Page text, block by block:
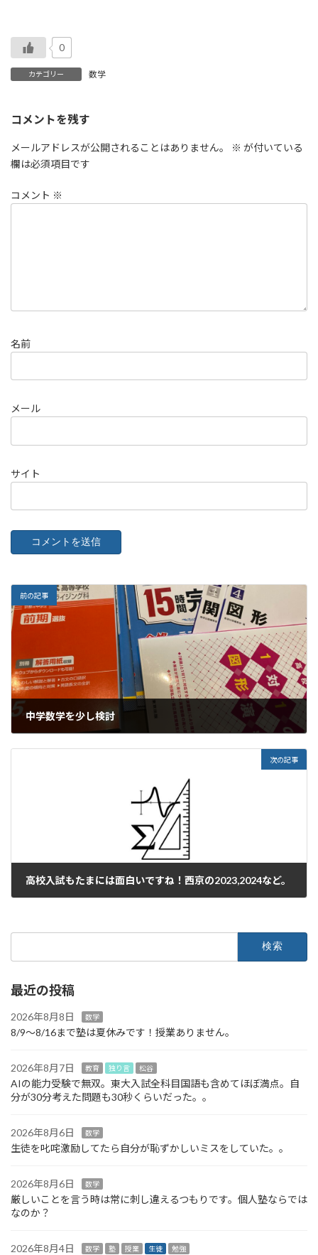
0
カテゴリー 数学
コメントを残す
メールアドレスが公開されることはありません。 ※ が付いている
欄は必須項目です
コメント ※
名前
メール
サイト
前の記事
中学数学を少し検討
次の記事
高校入試もたまには面白いですね！西京の2023,2024など。
最近の投稿
2026年8月8日 数学
8/9～8/16まで塾は夏休みです！授業ありません。
2026年8月7日 教育 独り言 松谷
AIの能力受験で無双。東大入試全科目国語も含めてほぼ満点。自
分が30分考えた問題も30秒くらいだった。。
2026年8月6日 数学
生徒を叱咤激励してたら自分が恥ずかしいミスをしていた。。
2026年8月6日 数学
厳しいことを言う時は常に刺し違えるつもりです。個人塾ならでは
なのか？
2026年8月4日 数学 塾 授業 生徒 勉強